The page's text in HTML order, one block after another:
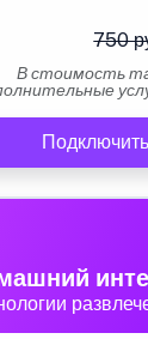
750
В стоимость
Подключить